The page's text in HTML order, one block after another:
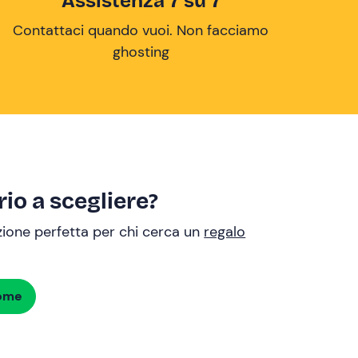
Contattaci quando vuoi. Non facciamo
ghosting
a scegliere?
perfetta per chi cerca un regalo